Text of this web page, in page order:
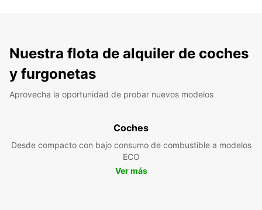
Nuestra flota de alquiler de coches
y furgonetas
Aprovecha la oportunidad de probar nuevos modelos
Coches
Desde compacto con bajo consumo de combustible a modelos
ECO
Ver más